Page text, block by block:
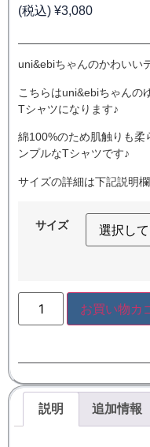
(税込) ¥3,080
uni&ebiちゃんのかわいい
こちらはuni&ebiちゃんの
Tシャツになります♪
綿100%のため肌触りも柔
ンプルなTシャツです♪
サイズの詳細は下記説明
サイズ
お買い物カ
説明 追加情報